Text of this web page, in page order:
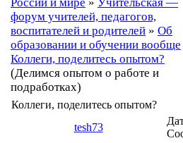
форум учителей, педагогов,
воспитателей и родителей » Об
образовании и обучении вообще
Коллеги, поделитесь опытом?
(Делимся опытом о работе и
подработках)
Коллеги, поделитесь опытом?
tesh73